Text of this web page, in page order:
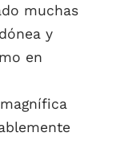
muchas
y
en